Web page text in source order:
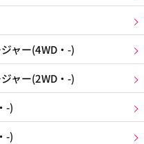
ャー(4WD・-)
ャー(2WD・-)
-)
-)